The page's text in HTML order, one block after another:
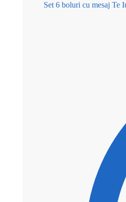
Set 6 boluri cu mesaj Te